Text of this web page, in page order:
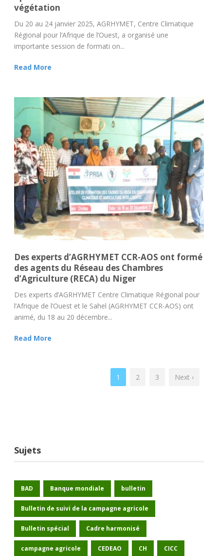
végétation
Du 20 au 24 janvier 2025, AGRHYMET, Centre Climatique
Régional pour l’Afrique de l’Ouest, a organisé une
importante session de formati on...
Read More
Des experts d’AGRHYMET CCR-AOS ont formé
des agents du Réseau des Chambres
d’Agriculture (RECA) du Niger
Des experts d’AGRHYMET Centre Climatique Régional pour
l’Afrique de l’Ouest et le Sahel (AGRHYMET CCR-AOS) ont
animé, du 18 au 20 décembre...
Read More
1 2 3 Next ›
Sujets
BAD Banque mondiale bulletin
Bulletin de suivi de la campagne agricole
Bulletin spécial Cadre harmonisé
campagne agricole CEDEAO CH CICC